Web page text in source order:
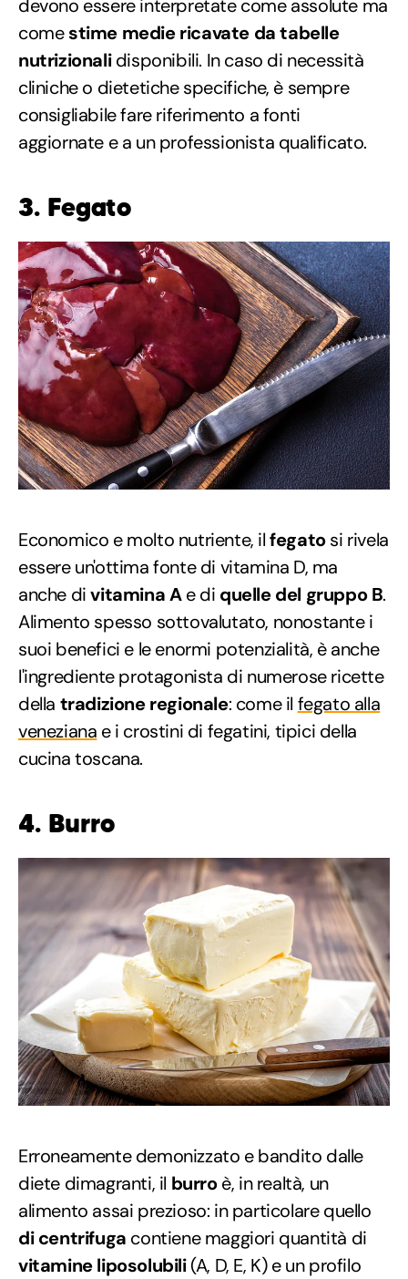
devono essere interpretate come assolute ma
comestime medie ricavate da tabelle
nutrizionalidisponibili. In caso di necessità
cliniche o dietetiche specifiche, è sempre
consigliabile fare riferimento a fonti
aggiornate e a un professionista qualificato.
3. Fegato
Economico e molto nutriente, ilfegatosi rivela
essere un'ottima fonte di vitamina D, ma
anche divitamina Ae di quelle del gruppo B.
Alimento spesso sottovalutato, nonostante i
suoi benefici e le enormi potenzialità, è anche
l'ingrediente protagonista di numerose ricette
della tradizione regionale: come il fegato alla
veneziana e i crostini di fegatini, tipici della
cucina toscana.
4. Burro
Erroneamente demonizzato e bandito dalle
diete dimagranti, il burroè, in realtà, un
alimento assai prezioso: in particolare quello
di centrifuga contiene maggiori quantità di
vitamine liposolubili(A, D, E, K) e un profilo